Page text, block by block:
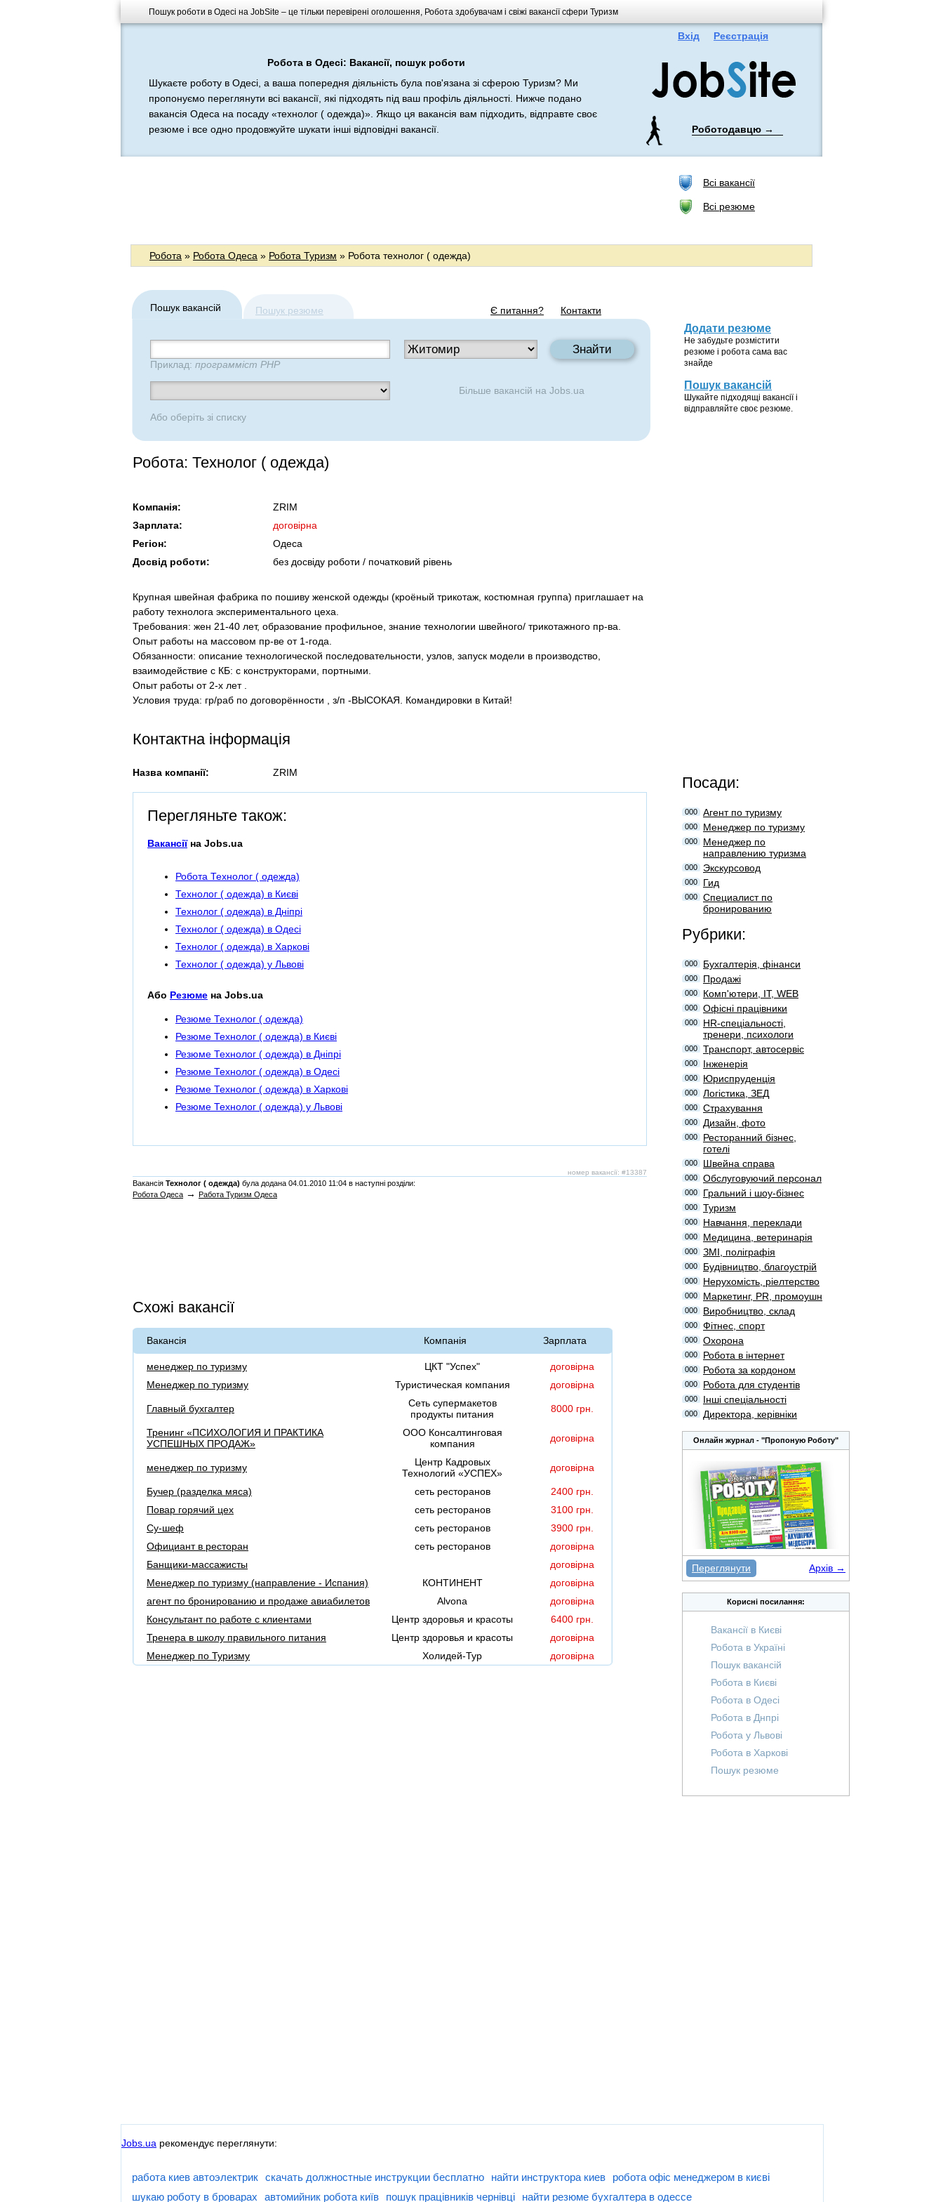
Пошук роботи в Одесі на JobSite – це тільки перевірені оголошення, Робота здобувачам і свіжі вакансії сфери Туризм
Робота в Одесі: Вакансії, пошук роботи
Шукаєте роботу в Одесі, а ваша попередня діяльність була пов'язана зі сферою Туризм? Ми
пропонуємо переглянути всі вакансії, які підходять під ваш профіль діяльності. Нижче подано
вакансія Одеса на посаду «технолог ( одежда)». Якщо ця вакансія вам підходить, відправте своє
резюме і все одно продовжуйте шукати інші відповідні вакансії.
Вхід Реєстрація
Роботодавцю →
Всі вакансії
Всі резюме
Робота » Робота Одеса » Робота Туризм » Робота технолог ( одежда)
Пошук вакансій Пошук резюме Є питання? Контакти
Приклад: программіст PHP
Більше вакансій на Jobs.ua
Або оберіть зі списку
Додати резюме
Не забудьте розмістити
резюме і робота сама вас
знайде
Пошук вакансій
Шукайте підходящі вакансії і
відправляйте своє резюме.
Робота: Технолог ( одежда)
Компанія:
ZRIM
Зарплата:
договірна
Регіон:
Одеса
Досвід роботи:
без досвіду роботи / початковий рівень
Крупная швейная фабрика по пошиву женской одежды (кроёный трикотаж, костюмная группа) приглашает на
работу технолога экспериментального цеха.
Требования: жен 21-40 лет, образование профильное, знание технологии швейного/ трикотажного пр-ва.
Опыт работы на массовом пр-ве от 1-года.
Обязанности: описание технологической последовательности, узлов, запуск модели в производство,
взаимодействие с КБ: с конструкторами, портными.
Опыт работы от 2-х лет .
Условия труда: гр/раб по договорённости , з/п -ВЫСОКАЯ. Командировки в Китай!
Контактна інформація
Назва компанії: ZRIM
Перегляньте також:
Вакансіїна Jobs.ua
Робота Технолог ( одежда)
Технолог ( одежда) в Києві
Технолог ( одежда) в Дніпрі
Технолог ( одежда) в Одесі
Технолог ( одежда) в Харкові
Технолог ( одежда) у Львові
Або Резюме на Jobs.ua
Резюме Технолог ( одежда)
Резюме Технолог ( одежда) в Києві
Резюме Технолог ( одежда) в Дніпрі
Резюме Технолог ( одежда) в Одесі
Резюме Технолог ( одежда) в Харкові
Резюме Технолог ( одежда) у Львові
номер вакансії: #13387
Вакансія Технолог ( одежда) була додана 04.01.2010 11:04 в наступні розділи:
Робота Одеса → Работа Туризм Одеса
Схожі вакансії
Вакансія Компанія Зарплата
менеджер по туризму ЦКТ "Успех"
договірна
Менеджер по туризму
Туристическая компания договірна
Главный бухгалтер
Сеть супермакетов
продукты питания
8000 грн.
Тренинг «ПСИХОЛОГИЯ И ПРАКТИКА
УСПЕШНЫХ ПРОДАЖ»
ООО Консалтинговая
компания
договірна
менеджер по туризму
Центр Кадровых
Технологий «УСПЕХ»
договірна
Бучер (разделка мяса) сеть ресторанов
2400 грн.
Повар горячий цех
сеть ресторанов
3100 грн.
Су-шеф
сеть ресторанов
3900 грн.
Официант в ресторан
сеть ресторанов
договірна
Банщики-массажисты
договірна
Менеджер по туризму (направление - Испания)
КОНТИНЕНТ
договірна
агент по бронированию и продаже авиабилетов
Alvona
договірна
Консультант по работе с клиентами
Центр здоровья и красоты
6400 грн.
Тренера в школу правильного питания
Центр здоровья и красоты
договірна
Менеджер по Туризму
Холидей-Тур договірна
Посади:
000 Агент по туризму
000 Менеджер по туризму
000
Менеджер по
направлению туризма
000 Экскурсовод
000 Гид
000
Специалист по
бронированию
Рубрики:
000 Бухгалтерія, фінанси
000 Продажі
000 Комп'ютери, IT, WEB
000 Офісні працівники
000
HR-спеціальності,
тренери, психологи
000 Транспорт, автосервіс
000 Інженерія
000 Юриспруденція
000 Логістика, ЗЕД
000 Страхування
000 Дизайн, фото
000
Ресторанний бізнес,
готелі
000 Швейна справа
000 Обслуговуючий персонал
000 Гральний і шоу-бізнес
000 Туризм
000 Навчання, переклади
000 Медицина, ветеринарія
000 ЗМІ, поліграфія
000 Будівництво, благоустрій
000 Нерухомість, ріелтерство
000 Маркетинг, PR, промоушн
000 Виробництво, склад
000 Фітнес, спорт
000 Охорона
000 Робота в інтернет
000 Робота за кордоном
000 Робота для студентів
000 Інші спеціальності
000 Директора, керівніки
Онлайн журнал - "Пропоную Роботу"
Архів →
Переглянути
Корисні посилання:
Вакансії в Києві
Робота в Україні
Пошук вакансій
Робота в Києві
Робота в Одесі
Робота в Днпрі
Робота у Львові
Робота в Харкові
Пошук резюме
Jobs.ua рекомендує переглянути:
работа киев автоэлектрик скачать должностные инструкции бесплатно найти инструктора киев
робота офіс менеджером в києві
шукаю роботу в броварах
автомийник робота київ пошук працівників чернівці найти резюме бухгалтера в одессе